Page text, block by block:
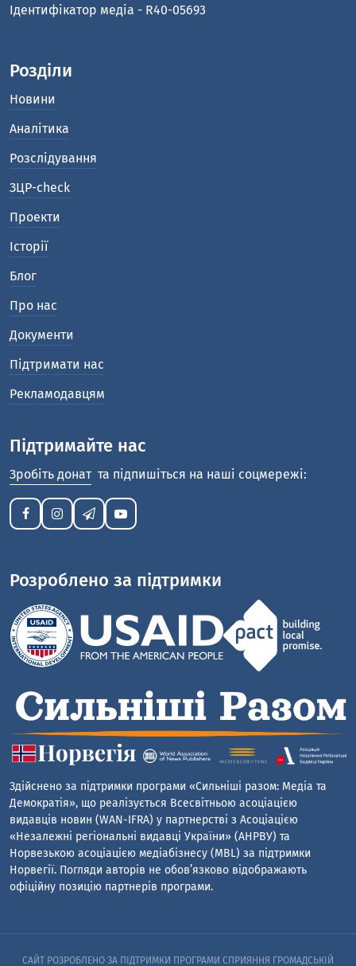
Ідентифікатор медіа - R40-05693
Розділи
Новини
Аналітика
Розслідування
ЗЦР-check
Проекти
Історії
Блог
Про нас
Документи
Підтримати нас
Рекламодавцям
Підтримайте нас
Зробіть донат та підпишіться на наші соцмережі:
Розроблено за підтримки
Здійснено за підтримки програми «Сильніші разом: Медіа та
Демократія», що реалізується Всесвітньою асоціацією
видавців новин (WAN-IFRA) у партнерстві з Асоціацією
«Незалежні регіональні видавці України» (АНРВУ) та
Норвезькою асоціацією медіабізнесу (MBL) за підтримки
Норвегії. Погляди авторів не обов’язково відображають
офіційну позицію партнерів програми.
САЙТ РОЗРОБЛЕНО ЗА ПІДТРИМКИ ПРОГРАМИ СПРИЯННЯ ГРОМАДСЬКІЙ